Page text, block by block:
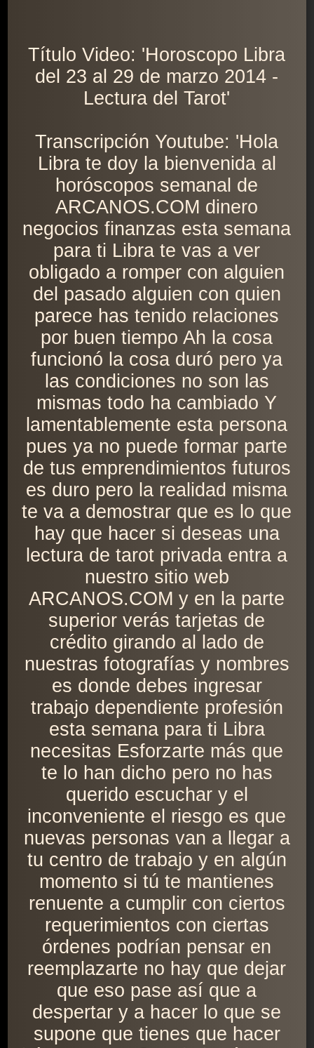
Título Video: 'Horoscopo Libra
del 23 al 29 de marzo 2014 -
Lectura del Tarot'
Transcripción Youtube: 'Hola
Libra te doy la bienvenida al
horóscopos semanal de
ARCANOS.COM dinero
negocios finanzas esta semana
para ti Libra te vas a ver
obligado a romper con alguien
del pasado alguien con quien
parece has tenido relaciones
por buen tiempo Ah la cosa
funcionó la cosa duró pero ya
las condiciones no son las
mismas todo ha cambiado Y
lamentablemente esta persona
pues ya no puede formar parte
de tus emprendimientos futuros
es duro pero la realidad misma
te va a demostrar que es lo que
hay que hacer si deseas una
lectura de tarot privada entra a
nuestro sitio web
ARCANOS.COM y en la parte
superior verás tarjetas de
crédito girando al lado de
nuestras fotografías y nombres
es donde debes ingresar
trabajo dependiente profesión
esta semana para ti Libra
necesitas Esforzarte más que
te lo han dicho pero no has
querido escuchar y el
inconveniente el riesgo es que
nuevas personas van a llegar a
tu centro de trabajo y en algún
momento si tú te mantienes
renuente a cumplir con ciertos
requerimientos con ciertas
órdenes podrían pensar en
reemplazarte no hay que dejar
que eso pase así que a
despertar y a hacer lo que se
supone que tienes que hacer